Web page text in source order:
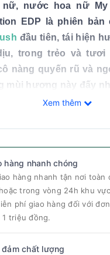
nước hoa nữ My
EDP là phiên
đầu tiên, tái hiện
trong trẻo và tươi
nàng quyến rũ và
mùi hương này đấy
Xem thêm
hàng nhanh chóng
hàng nhanh tận nơi toàn
trong vòng 24h khu
phí giao hàng đối với
triệu đồng.
đảm chất lượng